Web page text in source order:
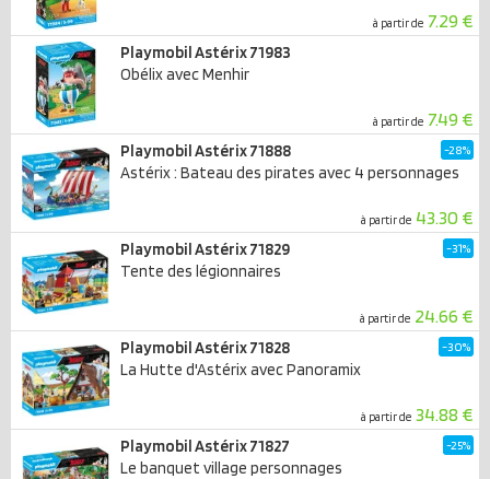
à partir de 7.29 €
Playmobil Astérix 71983
Obélix avec Menhir
à partir de 7.49 €
Playmobil Astérix 71888
Astérix : Bateau des pirates avec 4 personnages
à partir de 43.30 €
-28%
Playmobil Astérix 71829
Tente des légionnaires
à partir de 24.66 €
-31%
Playmobil Astérix 71828
La Hutte d'Astérix avec Panoramix
à partir de 34.88 €
-30%
Playmobil Astérix 71827
Le banquet village personnages
-25%